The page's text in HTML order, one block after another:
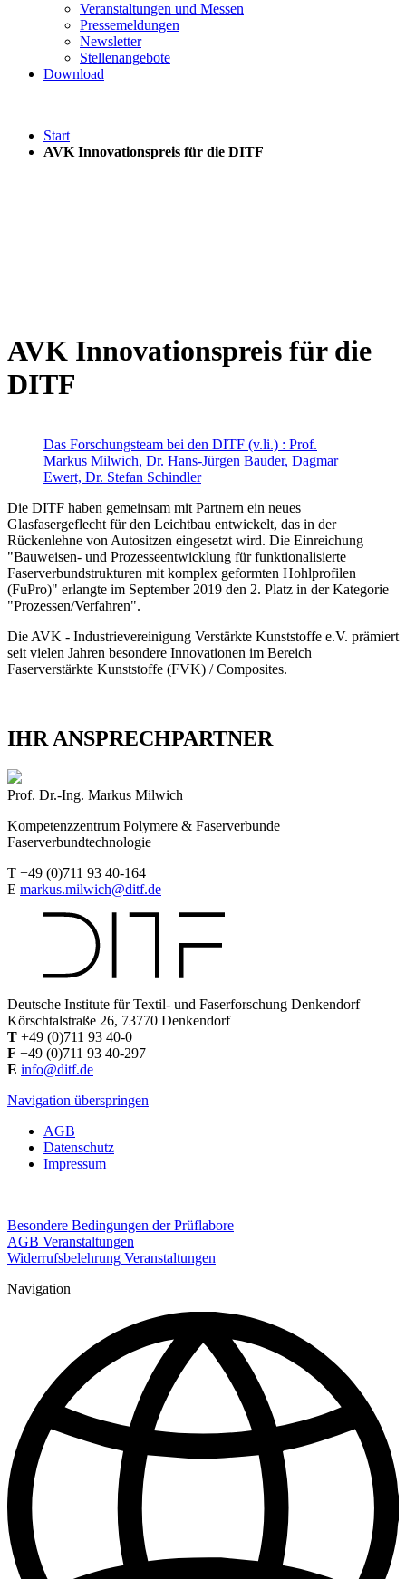
Veranstaltungen und Messen
Pressemeldungen
Newsletter
Stellenangebote
Download
Start
AVK Innovationspreis für die DITF
AVK Innovationspreis für die
DITF
Das Forschungsteam bei den DITF (v.li.) : Prof.
Markus Milwich, Dr. Hans-Jürgen Bauder, Dagmar
Ewert, Dr. Stefan Schindler
Die DITF haben gemeinsam mit Partnern ein neues
Glasfasergeflecht für den Leichtbau entwickelt, das in der
Rückenlehne von Autositzen eingesetzt wird. Die Einreichung
"Bauweisen- und Prozesseentwicklung für funktionalisierte
Faserverbundstrukturen mit komplex geformten Hohlprofilen
(FuPro)" erlangte im September 2019 den 2. Platz in der Kategorie
"Prozessen/Verfahren".
Die AVK - Industrievereinigung Verstärkte Kunststoffe e.V. prämiert
seit vielen Jahren besondere Innovationen im Bereich
Faserverstärkte Kunststoffe (FVK) / Composites.
IHR ANSPRECHPARTNER
Prof. Dr.-Ing. Markus Milwich
Kompetenzzentrum Polymere & Faserverbunde
Faserverbundtechnologie
T +49 (0)711 93 40-164
E markus.milwich@ditf.de
Deutsche Institute für Textil- und Faserforschung Denkendorf
Körschtalstraße 26, 73770 Denkendorf
T +49 (0)711 93 40-0
F +49 (0)711 93 40-297
E info@ditf.de
Navigation überspringen
AGB
Datenschutz
Impressum
Besondere Bedingungen der Prüflabore
AGB Veranstaltungen
Widerrufsbelehrung Veranstaltungen
Navigation